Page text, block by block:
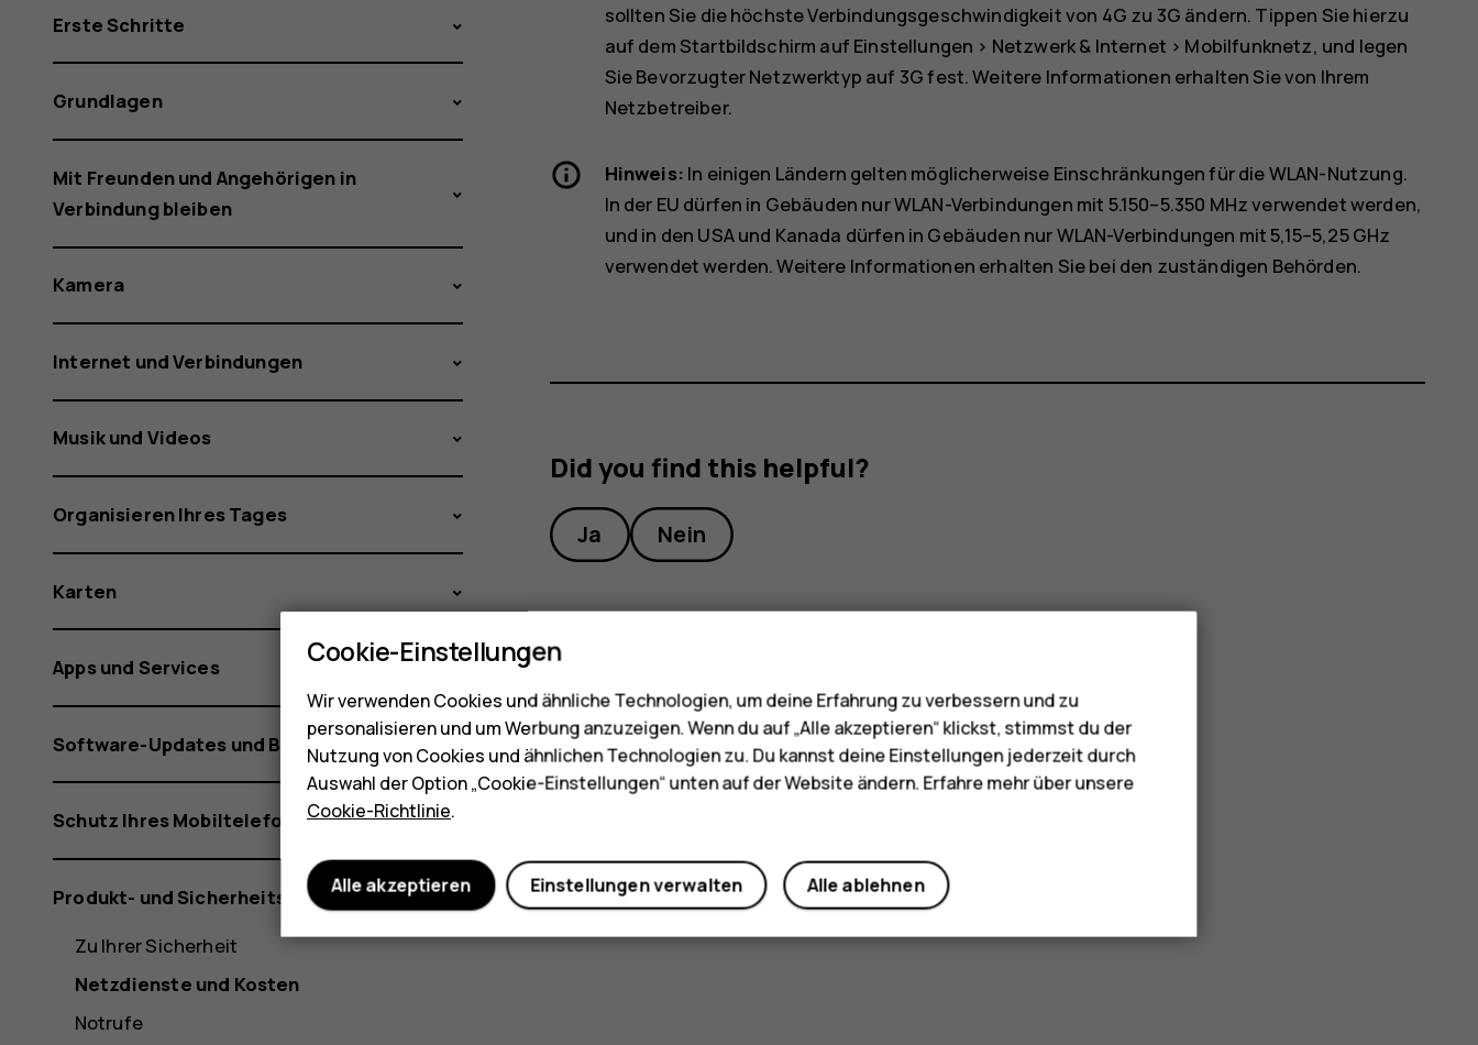
sollten Sie die höchste Verbindungsgeschwindigkeit von 4G zu 3G ändern. Tippen Sie hierzu
auf dem Startbildschirm auf Einstellungen > Netzwerk & Internet > Mobilfunknetz, und legen
SieBevorzugter Netzwerktyp auf 3Gfest. Weitere Informationen erhalten Sie von Ihrem
Netzbetreiber.
Hinweis: In einigen Ländern gelten möglicherweise Einschränkungen für die WLAN-Nutzung.
In der EU dürfen in Gebäuden nur WLAN-Verbindungen mit 5.150–5.350 MHz verwendet werden,
und in den USA und Kanada dürfen in Gebäuden nur WLAN-Verbindungen mit 5,15–5,25 GHz
verwendet werden. Weitere Informationen erhalten Sie bei den zuständigen Behörden.
Did you find this helpful?
Ja Nein
Erste Schritte
Grundlagen
Mit Freunden und Angehörigen in
Verbindung bleiben
Kamera
Internet und Verbindungen
Musik und Videos
Organisieren Ihres Tages
Karten
Apps und Services
Software-Updates und Backups
Schutz Ihres Mobiltelefons
Produkt- und Sicherheitshinweise
Zu Ihrer Sicherheit
Netzdienste und Kosten
Notrufe
Cookie-Einstellungen
Wir verwenden Cookies und ähnliche Technologien, um deine Erfahrung zu verbessern und zu
personalisieren und um Werbung anzuzeigen. Wenn du auf „Alle akzeptieren“ klickst, stimmst du der
Nutzung von Cookies und ähnlichen Technologien zu. Du kannst deine Einstellungen jederzeit durch
Auswahl der Option „Cookie-Einstellungen“ unten auf der Website ändern. Erfahre mehr über unsere
Cookie-Richtlinie.
Alle ablehnen
Einstellungen verwalten
Alle akzeptieren